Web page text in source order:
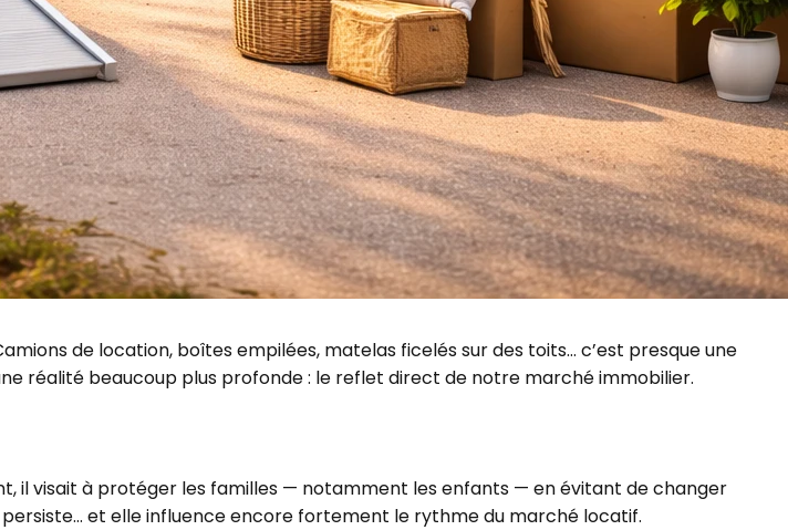
de location, boîtes empilées, matelas ficelés sur des toits… c’est presque une
réalité beaucoup plus profonde : le reflet direct de notre marché immobilier.
il visait à protéger les familles — notamment les enfants — en évitant de changer
persiste… et elle influence encore fortement le rythme du marché locatif.